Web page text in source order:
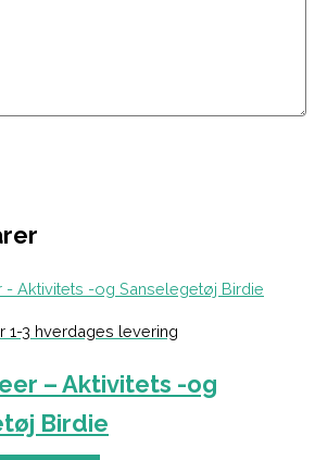
1-3 hverdages levering
– Aktivitets -og
Birdie